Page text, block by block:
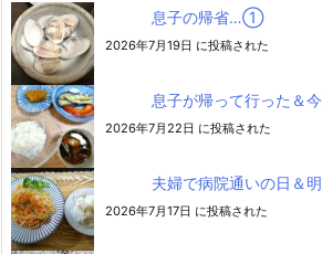
息子の帰省…➀
2026年7月19日 に投稿された
息子が帰って行った＆
2026年7月22日 に投稿された
夫婦で病院通いの日＆
2026年7月17日 に投稿された